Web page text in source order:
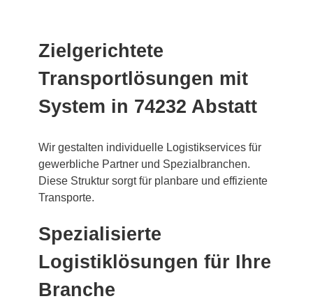
Zielgerichtete
Transportlösungen mit
System in 74232 Abstatt
Wir gestalten individuelle Logistikservices für
gewerbliche Partner und Spezialbranchen.
Diese Struktur sorgt für planbare und effiziente
Transporte.
Spezialisierte
Logistiklösungen für Ihre
Branche